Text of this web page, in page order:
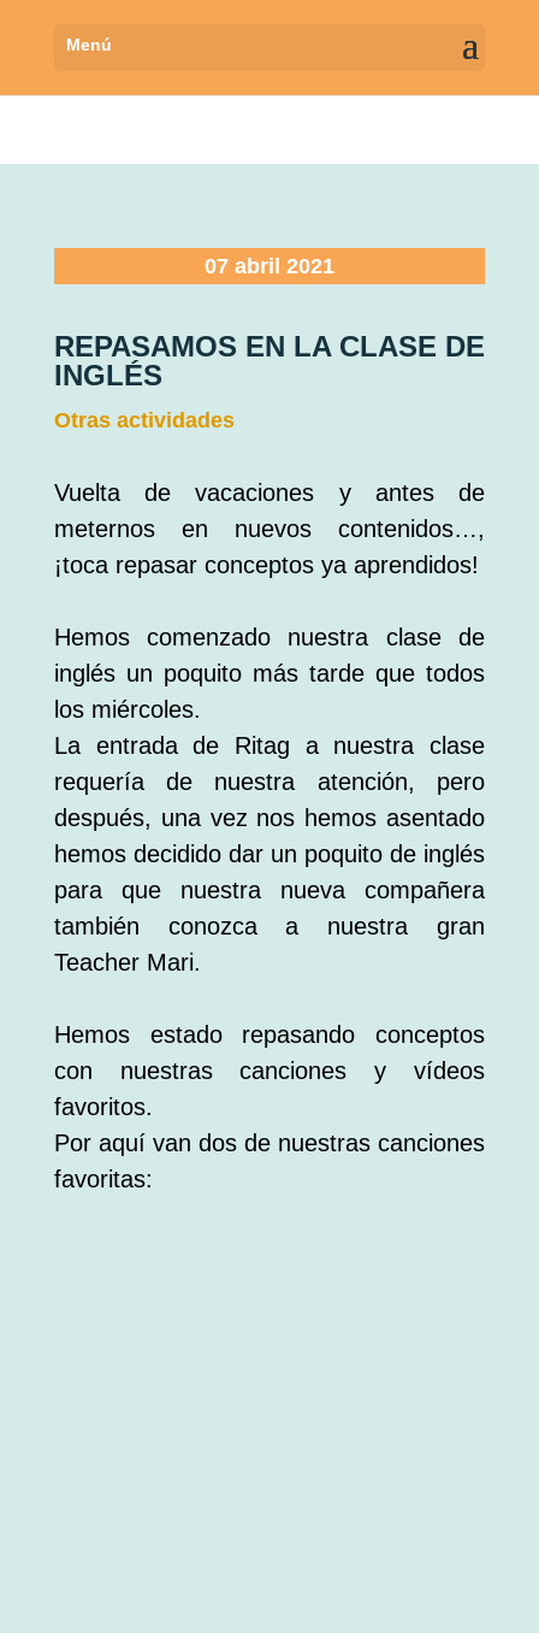
07 abril 2021
REPASAMOS EN LA CLASE DE
INGLÉS
Otras actividades
Vuelta de vacaciones y antes de
meternos en nuevos contenidos…,
¡toca repasar conceptos ya aprendidos!
Hemos comenzado nuestra clase de
inglés un poquito más tarde que todos
los miércoles.
La entrada de Ritag a nuestra clase
requería de nuestra atención, pero
después, una vez nos hemos asentado
hemos decidido dar un poquito de inglés
para que nuestra nueva compañera
también conozca a nuestra gran
Teacher Mari.
Hemos estado repasando conceptos
con nuestras canciones y vídeos
favoritos.
Por aquí van dos de nuestras canciones
favoritas: